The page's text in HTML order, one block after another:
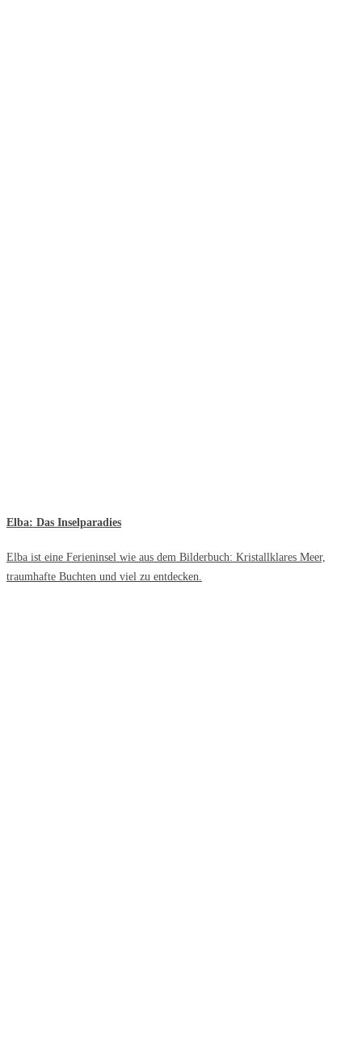
Elba: Das Inselparadies
Elba ist eine Ferieninsel wie aus dem Bilderbuch: Kristallklares Meer,
traumhafte Buchten und viel zu entdecken.